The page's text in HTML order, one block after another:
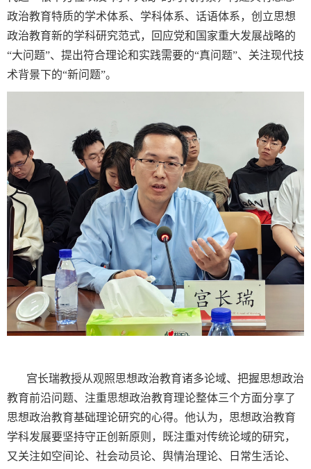
政治教育特质的学术体系、学科体系、话语体系，创立思想
政治教育新的学科研究范式，回应党和国家重大发展战略的
“大问题”、提出符合理论和实践需要的“真问题”、关注现代技
术背景下的“新问题”。
宫长瑞教授从观照思想政治教育诸多论域、把握思想政治
教育前沿问题、注重思想政治教育理论整体三个方面分享了
思想政治教育基础理论研究的心得。他认为，思想政治教育
学科发展要坚持守正创新原则，既注重对传统论域的研究，
又关注如空间论、社会动员论、舆情治理论、日常生活论、